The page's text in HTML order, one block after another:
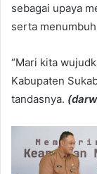
sebagai upaya
serta
“Mari kita
Kabupaten
tandasnya.